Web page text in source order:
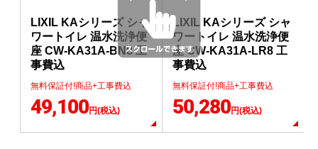
LIXIL KAシリーズ シャ
ワートイレ 温水洗浄便
座 CW-KA31A-BN8 工
事費込
無料保証付!商品+工事費込
49,100円(税込)
LIXIL KAシリーズ シャ
ワートイレ 温水洗浄便
座 CW-KA31A-LR8 工
事費込
無料保証付!商品+工事費込
50,280円(税込)